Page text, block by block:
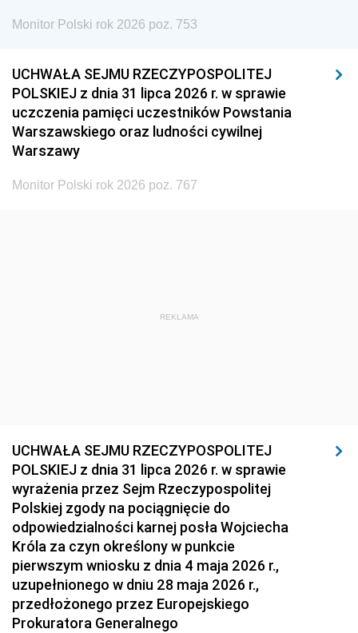
Monitor Polski rok 2026 poz. 753
UCHWAŁA SEJMU RZECZYPOSPOLITEJ
POLSKIEJ z dnia 31 lipca 2026 r. w sprawie
uczczenia pamięci uczestników Powstania
Warszawskiego oraz ludności cywilnej
Warszawy
Monitor Polski rok 2026 poz. 767
REKLAMA
UCHWAŁA SEJMU RZECZYPOSPOLITEJ
POLSKIEJ z dnia 31 lipca 2026 r. w sprawie
wyrażenia przez Sejm Rzeczypospolitej
Polskiej zgody na pociągnięcie do
odpowiedzialności karnej posła Wojciecha
Króla za czyn określony w punkcie
pierwszym wniosku z dnia 4 maja 2026 r.,
uzupełnionego w dniu 28 maja 2026 r.,
przedłożonego przez Europejskiego
Prokuratora Generalnego